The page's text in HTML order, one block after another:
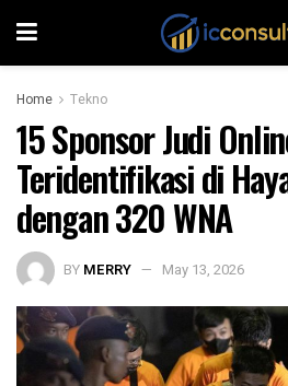
Home Tekno
15 Sponsor Judi
Teridentifikasi di
dengan 320 WNA
BY MERRY May 13, 2026